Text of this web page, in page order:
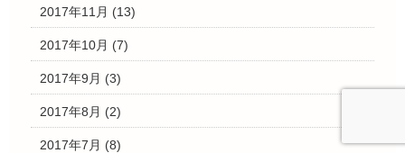
2017年11月 (13)
2017年10月 (7)
2017年9月 (3)
2017年8月 (2)
2017年7月 (8)